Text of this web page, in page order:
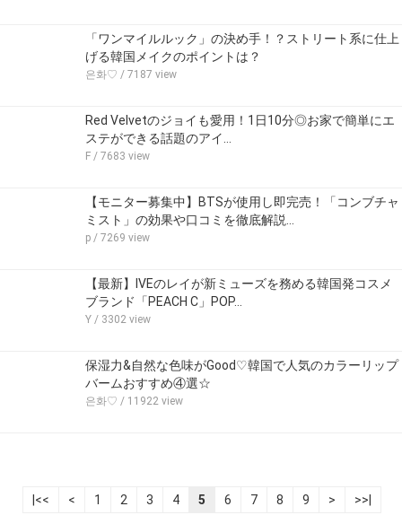
「ワンマイルルック」の決め手！？ストリート系に仕上
げる韓国メイクのポイントは？
은화♡ / 7187 view
Red Velvetのジョイも愛用！1日10分◎お家で簡単にエ
ステができる話題のアイ…
F / 7683 view
【モニター募集中】BTSが使用し即完売！「コンブチャ
ミスト」の効果や口コミを徹底解説…
p / 7269 view
【最新】IVEのレイが新ミューズを務める韓国発コスメ
ブランド「PEACH C」POP…
Y / 3302 view
保湿力&自然な色味がGood♡韓国で人気のカラーリップ
バームおすすめ④選☆
은화♡ / 11922 view
|<< < 1 2 3 4 5 6 7 8 9 > >>|